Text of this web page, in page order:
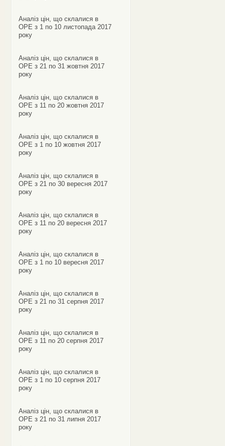
Аналіз цін, що склалися в
ОРЕ з 1 по 10 листопада 2017
року
Аналіз цін, що склалися в
ОРЕ з 21 по 31 жовтня 2017
року
Аналіз цін, що склалися в
ОРЕ з 11 по 20 жовтня 2017
року
Аналіз цін, що склалися в
ОРЕ з 1 по 10 жовтня 2017
року
Аналіз цін, що склалися в
ОРЕ з 21 по 30 вересня 2017
року
Аналіз цін, що склалися в
ОРЕ з 11 по 20 вересня 2017
року
Аналіз цін, що склалися в
ОРЕ з 1 по 10 вересня 2017
року
Аналіз цін, що склалися в
ОРЕ з 21 по 31 серпня 2017
року
Аналіз цін, що склалися в
ОРЕ з 11 по 20 серпня 2017
року
Аналіз цін, що склалися в
ОРЕ з 1 по 10 серпня 2017
року
Аналіз цін, що склалися в
ОРЕ з 21 по 31 липня 2017
року